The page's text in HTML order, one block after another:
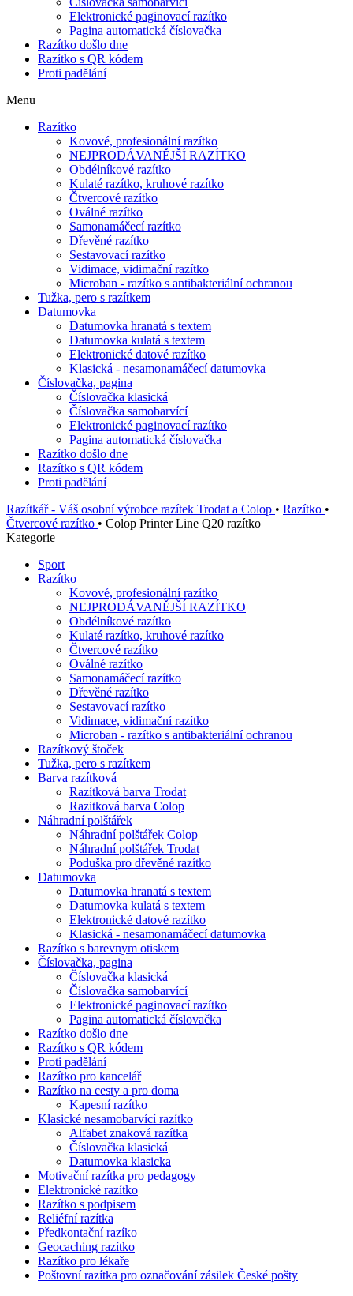
Elektronické paginovací razítko
Pagina automatická číslovačka
Razítko došlo dne
Razítko s QR kódem
Proti padělání
Menu
Razítko
Kovové, profesionální razítko
NEJPRODÁVANĚJŠÍ RAZÍTKO
Obdélníkové razítko
Kulaté razítko, kruhové razítko
Čtvercové razítko
Oválné razítko
Samonamáčecí razítko
Dřevěné razítko
Sestavovací razítko
Vidimace, vidimační razítko
Microban - razítko s antibakteriální ochranou
Tužka, pero s razítkem
Datumovka
Datumovka hranatá s textem
Datumovka kulatá s textem
Elektronické datové razítko
Klasická - nesamonamáčecí datumovka
Číslovačka, pagina
Číslovačka klasická
Číslovačka samobarvící
Elektronické paginovací razítko
Pagina automatická číslovačka
Razítko došlo dne
Razítko s QR kódem
Proti padělání
Razítkář - Váš osobní výrobce razítek Trodat a Colop • Razítko •
Čtvercové razítko • Colop Printer Line Q20 razítko
Kategorie
Sport
Razítko
Kovové, profesionální razítko
NEJPRODÁVANĚJŠÍ RAZÍTKO
Obdélníkové razítko
Kulaté razítko, kruhové razítko
Čtvercové razítko
Oválné razítko
Samonamáčecí razítko
Dřevěné razítko
Sestavovací razítko
Vidimace, vidimační razítko
Microban - razítko s antibakteriální ochranou
Razítkový štoček
Tužka, pero s razítkem
Barva razítková
Razítková barva Trodat
Razitková barva Colop
Náhradní polštářek
Náhradní polštářek Colop
Náhradní polštářek Trodat
Poduška pro dřevěné razítko
Datumovka
Datumovka hranatá s textem
Datumovka kulatá s textem
Elektronické datové razítko
Klasická - nesamonamáčecí datumovka
Razítko s barevnym otiskem
Číslovačka, pagina
Číslovačka klasická
Číslovačka samobarvící
Elektronické paginovací razítko
Pagina automatická číslovačka
Razítko došlo dne
Razítko s QR kódem
Proti padělání
Razítko pro kancelář
Razítko na cesty a pro doma
Kapesní razítko
Klasické nesamobarvící razítko
Alfabet znaková razítka
Číslovačka klasická
Datumovka klasicka
Motivační razítka pro pedagogy
Elektronické razítko
Razítko s podpisem
Reliéfní razítka
Předkontační razíko
Geocaching razítko
Razítko pro lékaře
Poštovní razítka pro označování zásilek České pošty